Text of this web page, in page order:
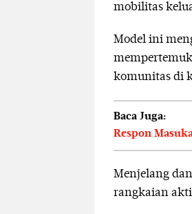
mobilitas
Model ini
komunitas di
Baca Juga:
Respon
Menjelang
rangkaian